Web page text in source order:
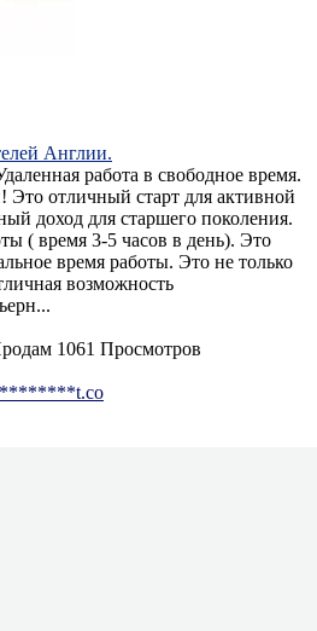
Англии.
работа в свободное время.
отличный старт для активной
доход для старшего поколения.
( время 3-5 часов в день). Это
время работы. Это не только
возможность
1061 Просмотров